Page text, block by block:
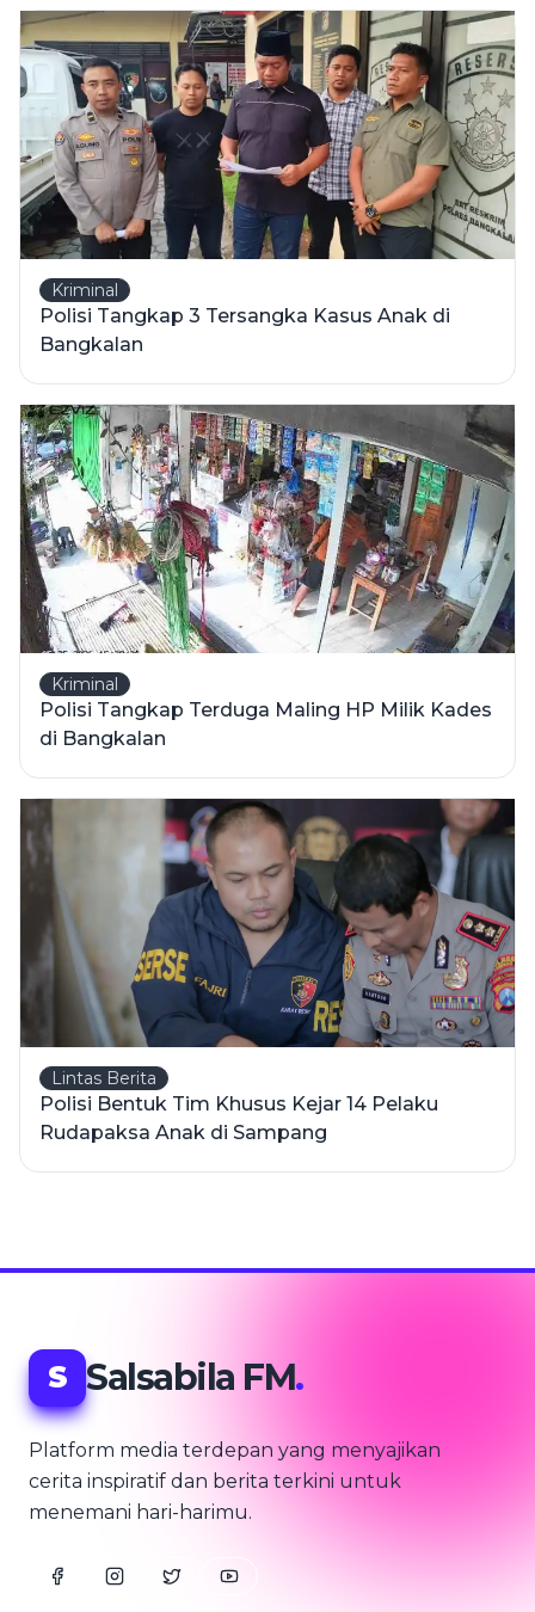
Kriminal
Polisi Tangkap 3 Tersangka Kasus Anak di
Bangkalan
Kriminal
Polisi Tangkap Terduga Maling HP Milik Kades
di Bangkalan
Lintas Berita
Polisi Bentuk Tim Khusus Kejar 14 Pelaku
Rudapaksa Anak di Sampang
S Salsabila FM.
Platform media terdepan yang menyajikan
cerita inspiratif dan berita terkini untuk
menemani hari-harimu.